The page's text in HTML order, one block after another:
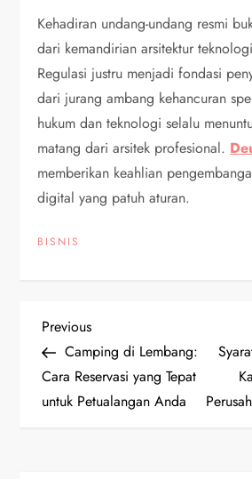
Kehadiran undang-undang resmi
dari kemandirian arsitektur
Regulasi justru menjadi fondasi
dari jurang ambang kehancuran
hukum dan teknologi selalu
matang dari arsitek profesional.
memberikan keahlian
digital yang patuh aturan.
BISNIS
P
o
s
Previous
Post
Previous
Camping di Lembang:
Cara Reservasi yang Tepat
untuk Petualangan Anda